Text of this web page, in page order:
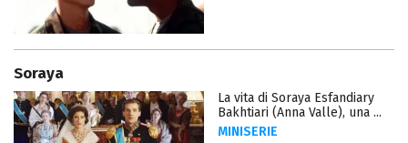
Soraya
La vita di Soraya Esfandiary
Bakhtiari (Anna Valle), una ...
MINISERIE